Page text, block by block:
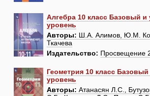
Алгебра 10 класс Базовый и
уровень
Авторы: Ш.А. Алимов, Ю.М.
Ткачева
Издательство: Просвещение
Геометрия 10 класс
уровень
Авторы: Атанасян Л.С.,